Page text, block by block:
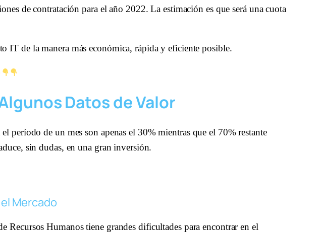
de contratación para el año 2022. La estimación es que será una cuota
IT de la manera más económica, rápida y eficiente posible.
Datos de Valor
período de un mes son apenas el 30% mientras que el 70% restante
sin dudas, en una gran inversión.
Mercado
Recursos Humanos tiene grandes dificultades para encontrar en el